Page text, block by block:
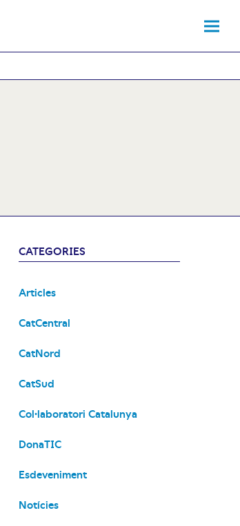
CATEGORIES
Articles
CatCentral
CatNord
CatSud
Col·laboratori Catalunya
DonaTIC
Esdeveniment
Notícies